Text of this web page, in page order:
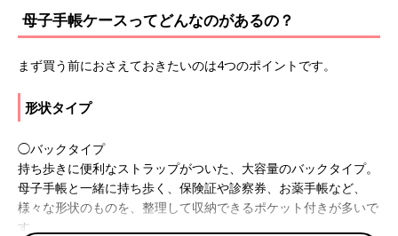
母子手帳ケースってどんなのがあるの？
まず買う前におさえておきたいのは4つのポイントです。
形状タイプ
◯バックタイプ
持ち歩きに便利なストラップがついた、大容量のバックタイプ。
母子手帳と一緒に持ち歩く、保険証や診察券、お薬手帳など、
様々な形状のものを、整理して収納できるポケット付きが多いで
す。